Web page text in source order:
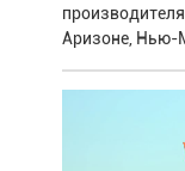
Аризоне, Нью-